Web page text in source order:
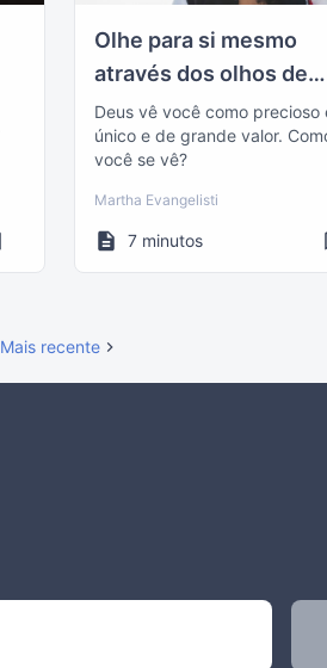
Olhe para si mesmo
através dos olhos de
Deus
Deus vê você como precioso
único e de grande valor.
você se vê?
Martha Evangelisti
7 minutos
Mais recente